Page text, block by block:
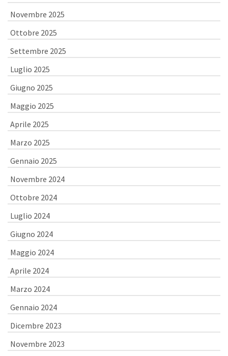
Novembre 2025
Ottobre 2025
Settembre 2025
Luglio 2025
Giugno 2025
Maggio 2025
Aprile 2025
Marzo 2025
Gennaio 2025
Novembre 2024
Ottobre 2024
Luglio 2024
Giugno 2024
Maggio 2024
Aprile 2024
Marzo 2024
Gennaio 2024
Dicembre 2023
Novembre 2023